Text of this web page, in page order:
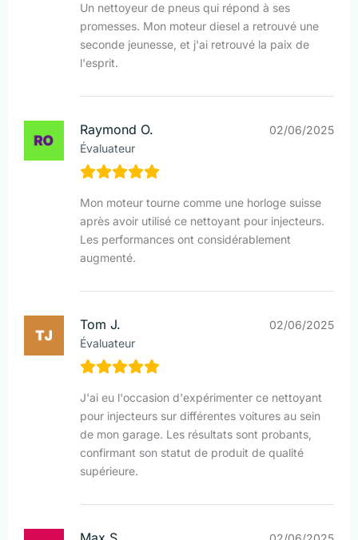
Un nettoyeur de pneus qui répond à ses
promesses. Mon moteur diesel a retrouvé une
seconde jeunesse, et j'ai retrouvé la paix de
l'esprit.
Raymond O.
Évaluateur
02/06/2025
Mon moteur tourne comme une horloge suisse
après avoir utilisé ce nettoyant pour injecteurs.
Les performances ont considérablement
augmenté.
Tom J.
Évaluateur
02/06/2025
J'ai eu l'occasion d'expérimenter ce nettoyant
pour injecteurs sur différentes voitures au sein
de mon garage. Les résultats sont probants,
confirmant son statut de produit de qualité
supérieure.